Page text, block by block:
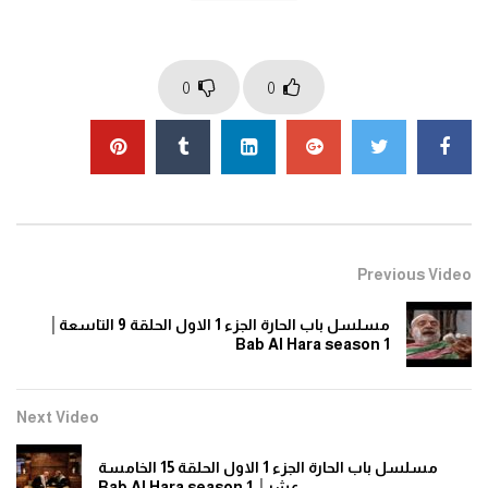
0
0
Previous Video
مسلسل باب الحارة الجزء 1 الاول الحلقة 9 التاسعة│
Bab Al Hara season 1
Next Video
مسلسل باب الحارة الجزء 1 الاول الحلقة 15 الخامسة